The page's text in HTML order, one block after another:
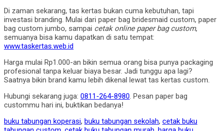
Di zaman sekarang, tas kertas bukan cuma kebutuhan, tapi
investasi branding. Mulai dari paper bag bridesmaid custom, paper
bag custom jumbo, sampai cetak online paper bag custom,
semuanya bisa kamu dapatkan di satu tempat:
www.taskertas.web.id
Harga mulai Rp1.000-an bikin semua orang bisa punya packaging
profesional tanpa keluar biaya besar. Jadi tunggu apa lagi?
Saatnya bikin brand kamu lebih dikenal lewat tas kertas custom.
Hubungi sekarang juga: 0811-264-8980. Pesan paper bag
custommu hari ini, buktikan bedanya!
buku tabungan koperasi, buku tabungan sekolah, cetak buku